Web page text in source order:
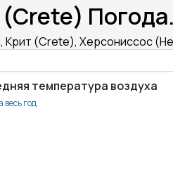
Погода.
Крит (Crete), Херсониссос
температура воздуха
весь год